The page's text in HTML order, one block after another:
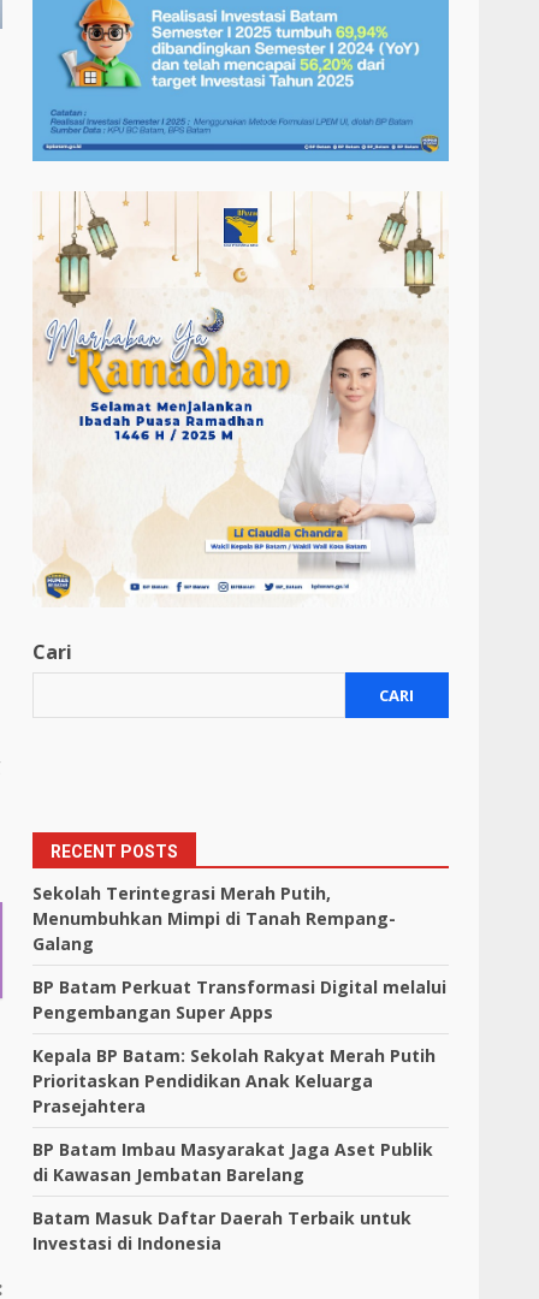
Cari
CARI
RECENT POSTS
Sekolah Terintegrasi Merah Putih,
Menumbuhkan Mimpi di Tanah Rempang-
Galang
BP Batam Perkuat Transformasi Digital melalui
Pengembangan Super Apps
Kepala BP Batam: Sekolah Rakyat Merah Putih
Prioritaskan Pendidikan Anak Keluarga
Prasejahtera
BP Batam Imbau Masyarakat Jaga Aset Publik
di Kawasan Jembatan Barelang
Batam Masuk Daftar Daerah Terbaik untuk
Investasi di Indonesia